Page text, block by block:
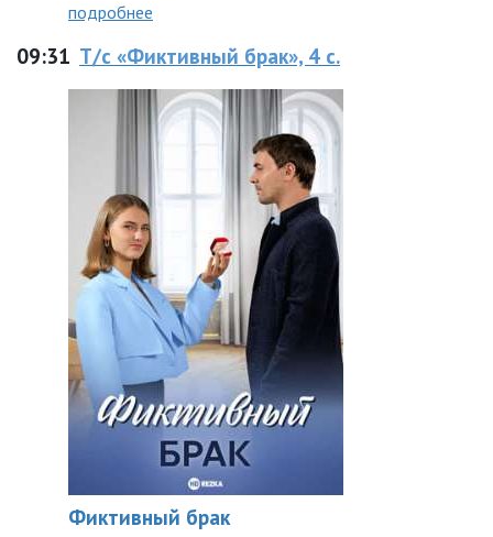
подробнее
09:31 Т/с «Фиктивный брак», 4 с.
Фиктивный брак